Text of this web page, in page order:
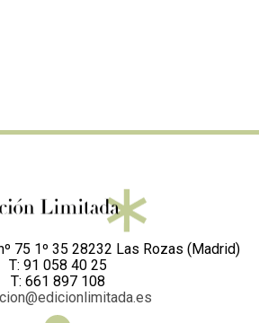
75 1º 35 28232 Las Rozas (Madrid)
T: 91 058 40 25
T: 661 897 108